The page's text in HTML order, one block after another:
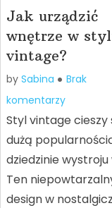
Jak urządzić
wnętrze w
vintage?
by Sabina
Brak
komentarzy
Styl vintage cieszy
dużą
dziedzinie
Ten
design w